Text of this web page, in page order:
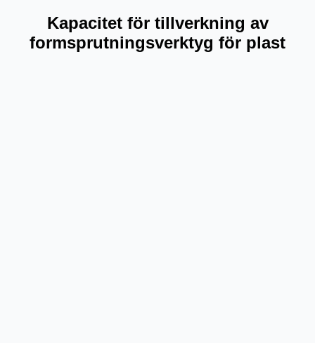
Kapacitet för tillverkning av
formsprutningsverktyg för plast